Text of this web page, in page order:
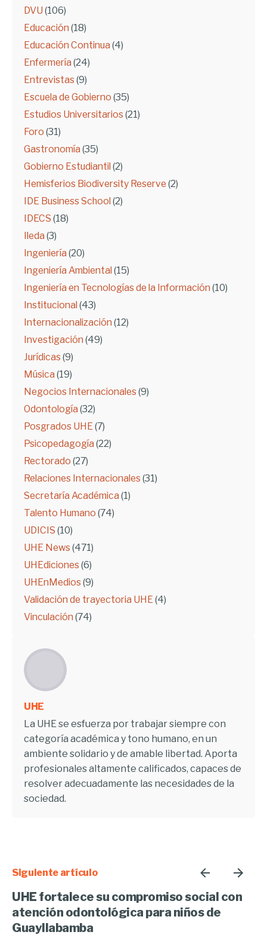
DVU (106)
Educación (18)
Educación Continua (4)
Enfermería (24)
Entrevistas (9)
Escuela de Gobierno (35)
Estudios Universitarios (21)
Foro (31)
Gastronomía (35)
Gobierno Estudiantil (2)
Hemisferios Biodiversity Reserve (2)
IDE Business School (2)
IDECS (18)
Ileda (3)
Ingeniería (20)
Ingeniería Ambiental (15)
Ingeniería en Tecnologías de la Información (10)
Institucional (43)
Internacionalización (12)
Investigación (49)
Jurídicas (9)
Música (19)
Negocios Internacionales (9)
Odontología (32)
Posgrados UHE(7)
Psicopedagogía (22)
Rectorado (27)
Relaciones Internacionales (31)
Secretaría Académica (1)
Talento Humano (74)
UDICIS (10)
UHE News (471)
UHEdiciones (6)
UHEnMedios (9)
Validación de trayectoria UHE(4)
Vinculación (74)
UHE
La UHE se esfuerza por trabajar siempre con
categoría académica y tono humano, en un
ambiente solidario y de amable libertad. Aporta
profesionales altamente calificados, capaces de
resolver adecuadamente las necesidades de la
sociedad.
Siguiente artículo
UHE fortalece su compromiso social con
atención odontológica para niños de
Guayllabamba